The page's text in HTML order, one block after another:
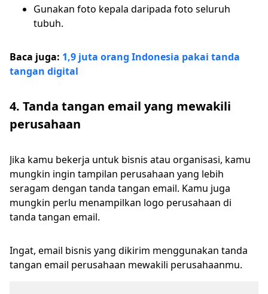
Gunakan foto kepala daripada foto seluruh
tubuh.
Baca juga: 1,9 juta orang Indonesia pakai tanda
tangan digital
4. Tanda tangan email yang mewakili
perusahaan
Jika kamu bekerja untuk bisnis atau organisasi, kamu
mungkin ingin tampilan perusahaan yang lebih
seragam dengan tanda tangan email. Kamu juga
mungkin perlu menampilkan logo perusahaan di
tanda tangan email.
Ingat, email bisnis yang dikirim menggunakan tanda
tangan email perusahaan mewakili perusahaanmu.